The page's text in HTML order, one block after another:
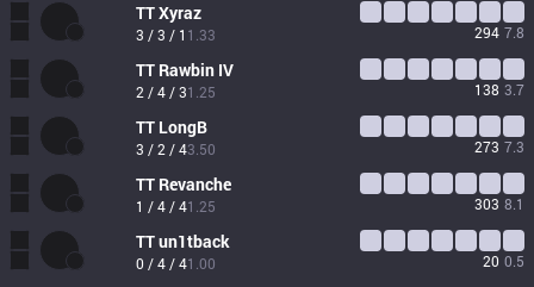
TTXyraz
3 / 3 / 1 1.33 294 7.8
TT Rawbin IV
2 / 4 / 31.25 138 3.7
TT LongB
3 / 2 / 43.50 273 7.3
TT Revanche
1 / 4 / 41.25 303 8.1
TTun1tback
0 / 4 / 41.00 20 0.5